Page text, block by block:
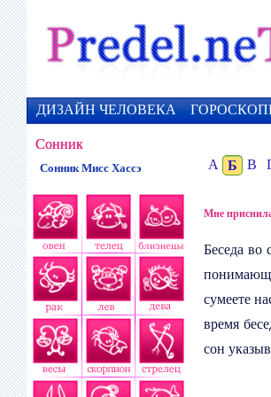
ДИЗАЙН ЧЕЛОВЕКА
Сонник
Сонник Мисс Хассэ А Б В
Мне
Беседа во
сумеете
время
сон